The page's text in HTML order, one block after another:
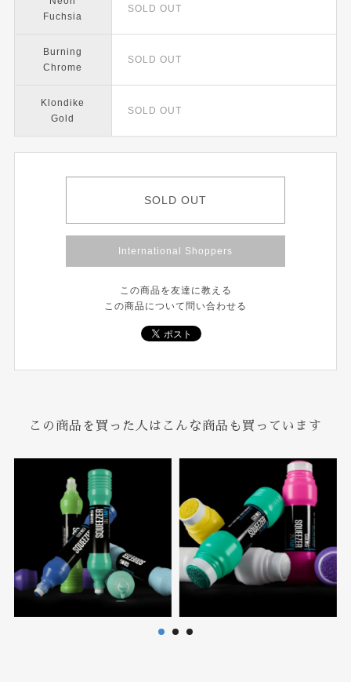
Fuchsia
SOLD OUT
Burning
Chrome
SOLD OUT
Klondike
Gold
SOLD OUT
SOLD OUT
International Shoppers
この商品を友達に教える
この商品について問い合わせる
この商品を買った人はこんな商品も買っています